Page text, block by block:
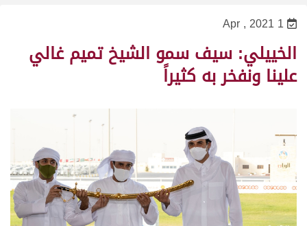
1 Apr , 2021
الخييلي: سيف سمو الشيخ تميم غالي
علينا ونفخر به كثيراً